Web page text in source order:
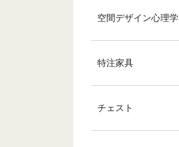
空間デザイン心理学
特注家具
チェスト